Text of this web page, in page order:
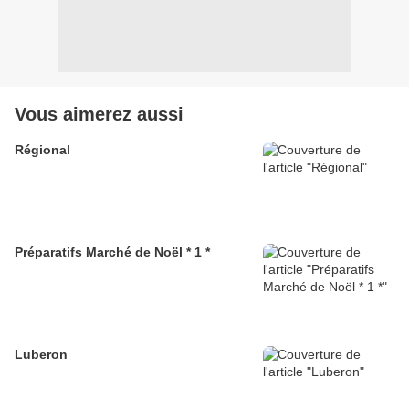
Vous aimerez aussi
Régional
Préparatifs Marché de Noël * 1 *
Luberon